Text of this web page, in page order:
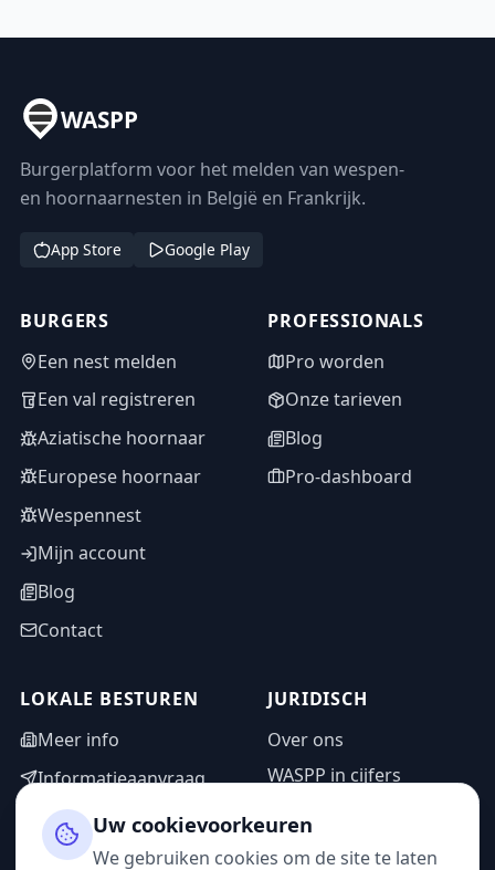
WASPP
Burgerplatform voor het melden van wespen-
en hoornaarnesten in België en Frankrijk.
App Store Google Play
BURGERS
Een nest melden
Een val registreren
Aziatische hoornaar
Europese hoornaar
Wespennest
Mijn account
Blog
Contact
PROFESSIONALS
Pro worden
Onze tarieven
Blog
Pro-dashboard
LOKALE BESTUREN
Meer info
Informatieaanvraag
Adminzone
JURIDISCH
Over ons
WASPP in cijfers
Privacybeleid
Uw cookievoorkeuren
We gebruiken cookies om de site te laten